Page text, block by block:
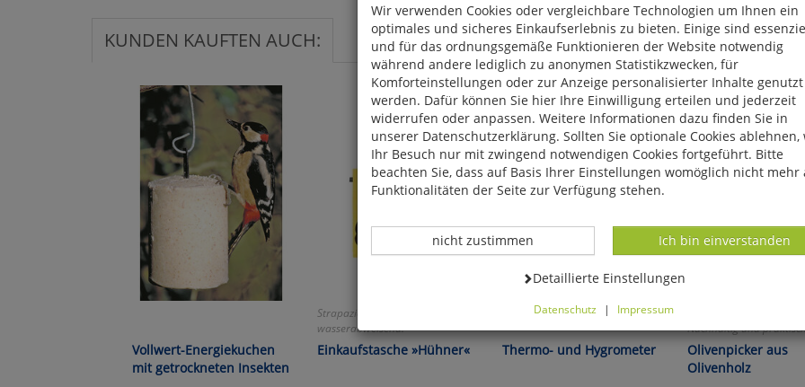
KUNDEN KAUFTEN AUCH:
Vollwert-Energiekuchen
mit getrockneten Insekten
Strapazierfähig und
wasserabweisend!
Einkaufstasche »Hühner«
Für exakte Messungen!
Thermo- und Hygrometer
Nachhaltig und
Olivenpicker aus
Olivenholz
Wir verwenden Cookies oder vergleichbare Technologien um Ihnen ein
optimales und sicheres Einkaufserlebnis zu bieten. Einige sind
und für das ordnungsgemäße Funktionieren der Website notwendig
während andere lediglich zu anonymen Statistikzwecken, für
Komforteinstellungen oder zur Anzeige personalisierter Inhalte genutzt
werden. Dafür können Sie hier Ihre Einwilligung erteilen und jederzeit
widerrufen oder anpassen. Weitere Informationen dazu finden Sie in
unserer Datenschutzerklärung. Sollten Sie optionale Cookies ablehnen,
Ihr Besuch nur mit zwingend notwendigen Cookies fortgeführt. Bitte
beachten Sie, dass auf Basis Ihrer Einstellungen womöglich nicht mehr
Funktionalitäten der Seite zur Verfügung stehen.
Datenverarbeitung -
Ich bin einverstanden
Datenverarbeitung -
nicht zustimmen
Datenverarbeitung -
Detaillierte Einstellungen
Datenschutz | Impressum
Cookies ablehnen, wird Ihr Besuch nur mit zwingend notwendigen
fortgeführt. Bitte beachten Sie, dass auf Basis Ihrer Einstellungen